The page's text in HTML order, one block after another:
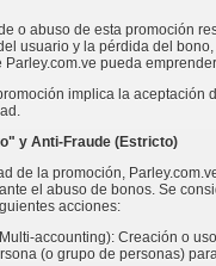
o abuso de esta promoción
usuario y la pérdida del
pueda emprender.
implica la aceptación
y Anti-Fraude (Estricto)
de la promoción,
el abuso de bonos. Se
acciones:
accounting): Creación o
(o grupo de personas)